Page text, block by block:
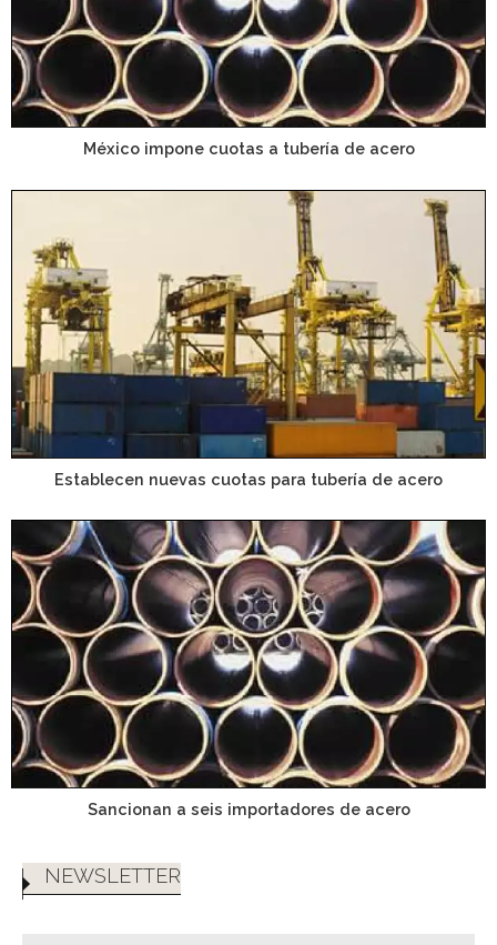
México impone cuotas a tubería de acero
Establecen nuevas cuotas para tubería de acero
Sancionan a seis importadores de acero
NEWSLETTER